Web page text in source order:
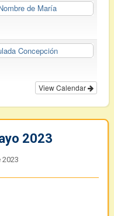
de María
Concepción
View Calendar
2023
2023